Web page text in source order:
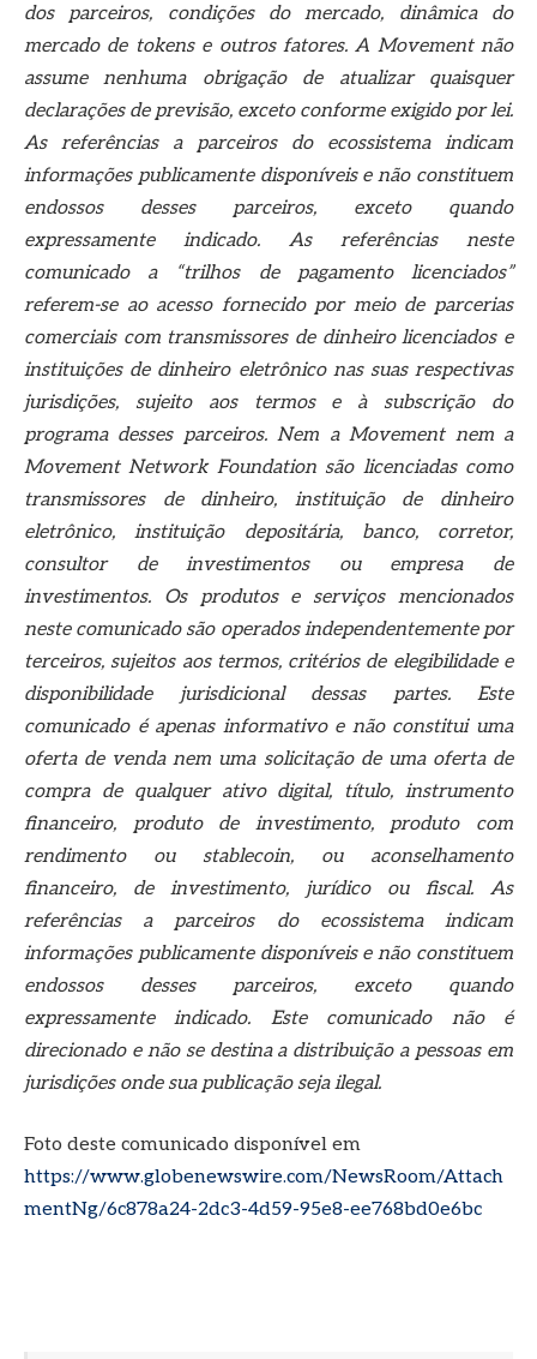
dos parceiros, condições do mercado, dinâmica do
mercado de tokens e outros fatores. A Movement não
assume nenhuma obrigação de atualizar quaisquer
declarações de previsão, exceto conforme exigido por lei.
As referências a parceiros do ecossistema indicam
informações publicamente disponíveis e não constituem
endossos desses parceiros, exceto quando
expressamente indicado. As referências neste
comunicado a “trilhos de pagamento licenciados”
referem-se ao acesso fornecido por meio de parcerias
comerciais com transmissores de dinheiro licenciados e
instituições de dinheiro eletrônico nas suas respectivas
jurisdições, sujeito aos termos e à subscrição do
programa desses parceiros. Nem a Movement nem a
Movement Network Foundation são licenciadas como
transmissores de dinheiro, instituição de dinheiro
eletrônico, instituição depositária, banco, corretor,
consultor de investimentos ou empresa de
investimentos. Os produtos e serviços mencionados
neste comunicado são operados independentemente por
terceiros, sujeitos aos termos, critérios de elegibilidade e
disponibilidade jurisdicional dessas partes. Este
comunicado é apenas informativo e não constitui uma
oferta de venda nem uma solicitação de uma oferta de
compra de qualquer ativo digital, título, instrumento
financeiro, produto de investimento, produto com
rendimento ou stablecoin, ou aconselhamento
financeiro, de investimento, jurídico ou fiscal. As
referências a parceiros do ecossistema indicam
informações publicamente disponíveis e não constituem
endossos desses parceiros, exceto quando
expressamente indicado. Este comunicado não é
direcionado e não se destina a distribuição a pessoas em
jurisdições onde sua publicação seja ilegal.
Foto deste comunicado disponível em
https://www.globenewswire.com/NewsRoom/Attach
mentNg/6c878a24-2dc3-4d59-95e8-ee768bd0e6bc